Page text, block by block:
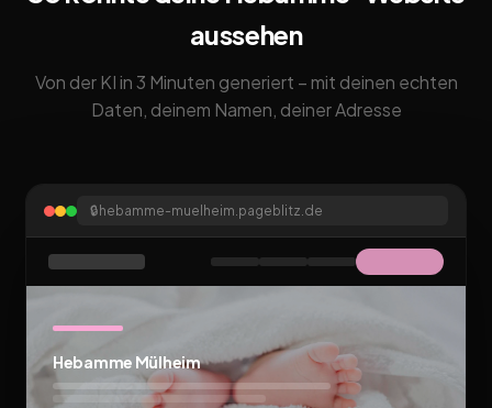
aussehen
Von der KI in 3 Minuten generiert – mit deinen echten
Daten, deinem Namen, deiner Adresse
🔒 hebamme-muelheim.pageblitz.de
Hebamme Mülheim